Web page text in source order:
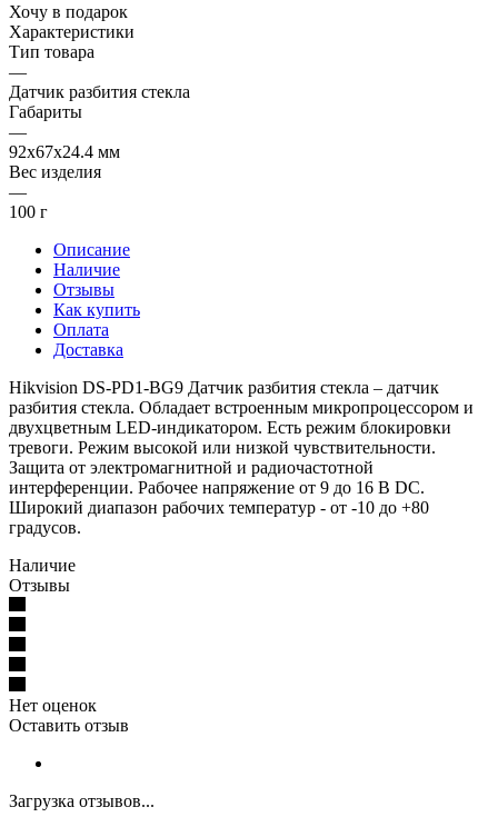
Хочу в подарок
Характеристики
Тип товара
—
Датчик разбития стекла
Габариты
—
92x67x24.4 мм
Вес изделия
—
100 г
Описание
Наличие
Отзывы
Как купить
Оплата
Доставка
Hikvision DS-PD1-BG9 Датчик разбития стекла – датчик
разбития стекла. Обладает встроенным микропроцессором и
двухцветным LED-индикатором. Есть режим блокировки
тревоги. Режим высокой или низкой чувствительности.
Защита от электромагнитной и радиочастотной
интерференции. Рабочее напряжение от 9 до 16 В DC.
Широкий диапазон рабочих температур - от -10 до +80
градусов.
Наличие
Отзывы
Нет оценок
Оставить отзыв
Загрузка отзывов...